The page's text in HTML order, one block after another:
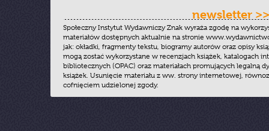
newsletter >>
Społeczny Instytut Wydawniczy Znak wyraża zgodę na
materiałów dostępnych aktualnie na stronie
jak: okładki, fragmenty tekstu, biogramy autorów oraz opisy
mogą zostać wykorzystane w recenzjach książek, katalogach
bibliotecznych (OPAC) oraz materiałach promujących legalną
książek. Usunięcie materiału z ww. strony internetowej,
cofnięciem udzielonej zgody.